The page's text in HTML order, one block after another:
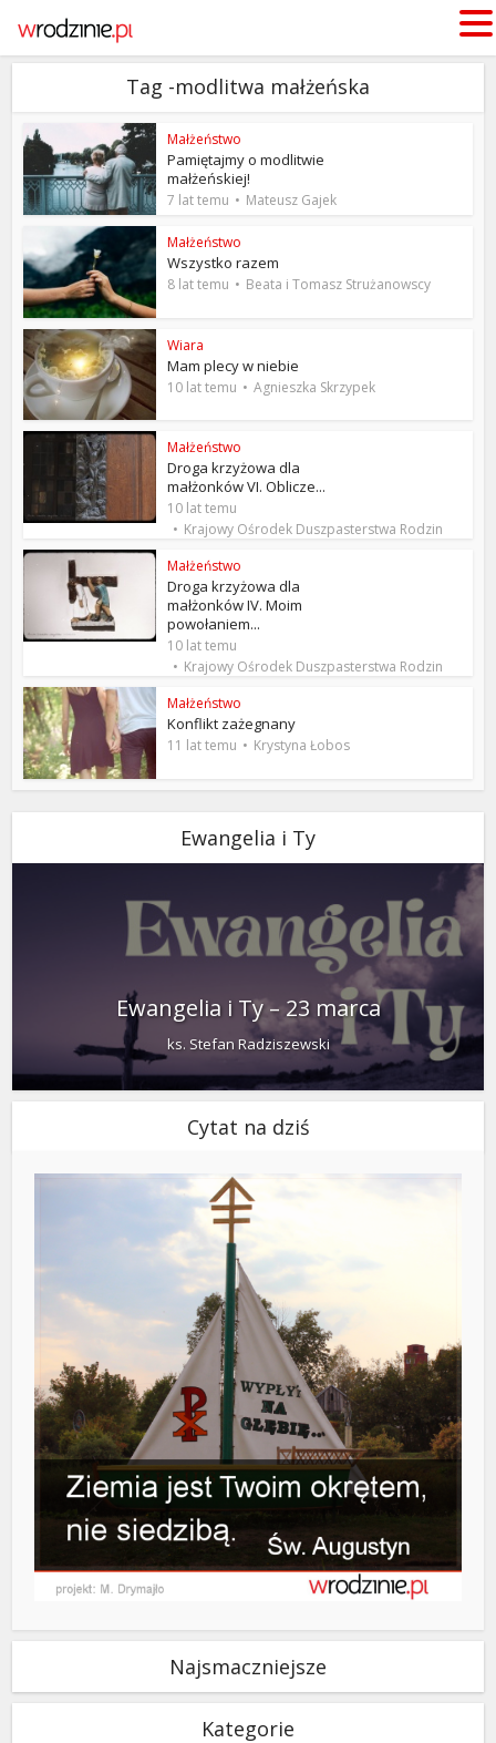
Tag -modlitwa małżeńska
Małżeństwo
Pamiętajmy o modlitwie
małżeńskiej!
7 lat temu Mateusz Gajek
Małżeństwo
Wszystko razem
8 lat temu Beata i Tomasz Strużanowscy
Wiara
Mam plecy w niebie
10 lat temu Agnieszka Skrzypek
Małżeństwo
Droga krzyżowa dla
małżonków VI. Oblicze...
10 lat temu
Krajowy Ośrodek Duszpasterstwa Rodzin
Małżeństwo
Droga krzyżowa dla
małżonków IV. Moim
powołaniem...
10 lat temu
Krajowy Ośrodek Duszpasterstwa Rodzin
Małżeństwo
Konflikt zażegnany
11 lat temu Krystyna Łobos
Ewangelia i Ty
Ewangelia i Ty – 23 marca
ks. Stefan Radziszewski
Cytat na dziś
Najsmaczniejsze
Kategorie